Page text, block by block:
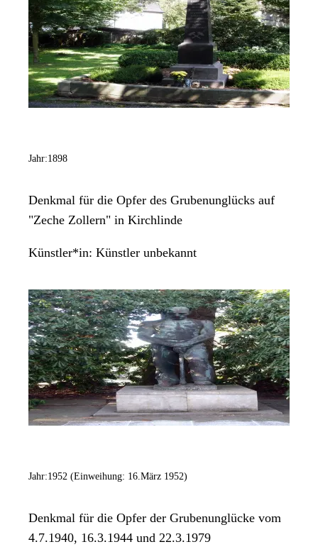
http://www.bildhauersymposion.de/10sous.html [Abruf:
24.02.2014];
http://www.bbr.bund.de/BBR/DE/Bauprojekte/Berlin/Kultur/FED/
[Abruf: 24.02.2014];
Düsseldorf. KP
Jahr:1898
Denkmal für die Opfer des Grubenunglücks auf
"Zeche Zollern" in Kirchlinde
Künstler*in: Künstler unbekannt
Jahr:1952 (Einweihung: 16.März 1952)
Denkmal für die Opfer der Grubenunglücke vom
4.7.1940, 16.3.1944 und 22.3.1979